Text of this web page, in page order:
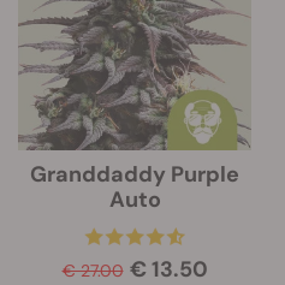
Granddaddy Purple
Auto
€ 27.00 € 13.50